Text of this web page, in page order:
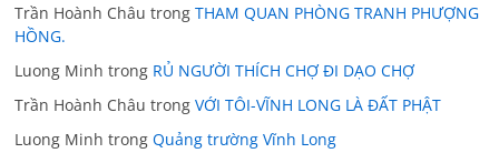
Trần Hoành Châu trongTHAM QUAN PHÒNG TRANH PHƯỢNG
HỒNG.
Luong Minh trong RỦ NGƯỜI THÍCH CHỢ ĐI DẠO CHỢ
Trần Hoành Châu trongVỚI TÔI-VĨNH LONG LÀ ĐẤT PHẬT
Luong Minh trongQuảng trường Vĩnh Long